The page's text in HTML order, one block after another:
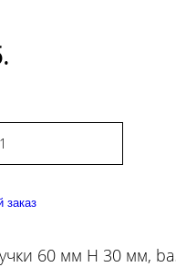
заказ
60 мм H 30 мм,